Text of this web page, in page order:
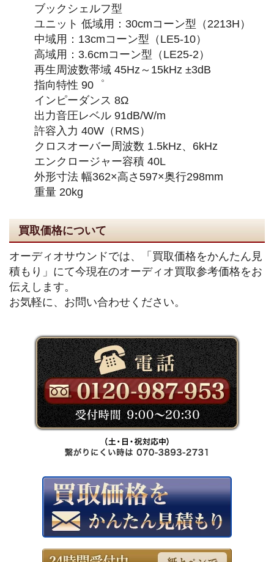
ブックシェルフ型
ユニット 低域用：30cmコーン型（2213H）
中域用：13cmコーン型（LE5-10）
高域用：3.6cmコーン型（LE25-2）
再生周波数帯域 45Hz～15kHz ±3dB
指向特性 90゜
インピーダンス 8Ω
出力音圧レベル 91dB/W/m
許容入力 40W（RMS）
クロスオーバー周波数 1.5kHz、6kHz
エンクロージャー容積 40L
外形寸法 幅362×高さ597×奥行298mm
重量 20kg
買取価格について
オーディオサウンドでは、「買取価格をかんたん見
積もり」にて今現在のオーディオ買取参考価格をお
伝えします。
お気軽に、お問い合わせください。